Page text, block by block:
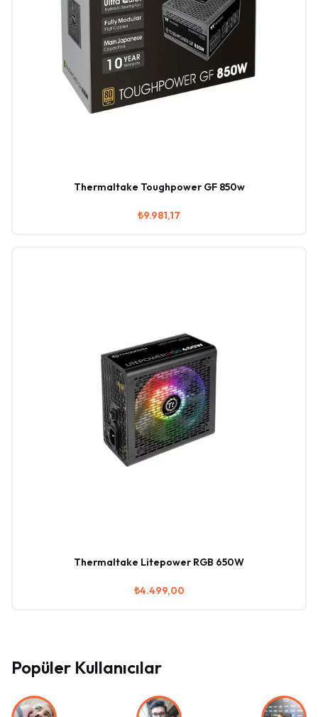
Thermaltake Toughpower GF 850w
₺9.981,17
Thermaltake Litepower RGB 650W
₺4.499,00
Popüler Kullanıcılar